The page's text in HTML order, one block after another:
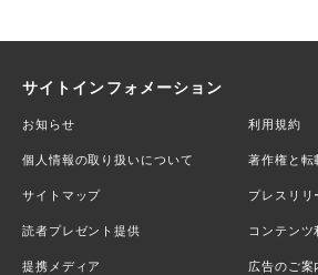
サイトインフォメーション
お知らせ 利用規約
個人情報の取り扱いについて 著作権と転
サイトマップ プレスリリ
読者プレゼント提供 コンテンツ
提携メディア 広告のご案